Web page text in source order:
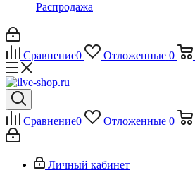
Распродажа
Сравнение0 Отложенные 0
Сравнение0 Отложенные 0
Личный кабинет